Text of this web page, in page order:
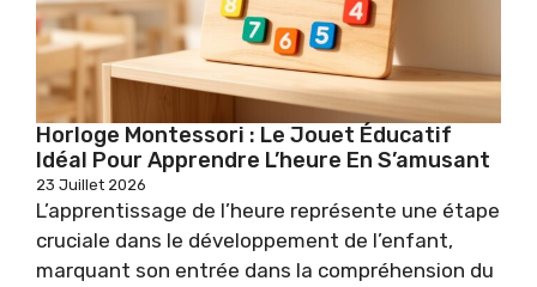
Horloge Montessori : Le Jouet Éducatif
Idéal Pour Apprendre L’heure En S’amusant
23 Juillet 2026
L’apprentissage de l’heure représente une étape
cruciale dans le développement de l’enfant,
marquant son entrée dans la compréhension du